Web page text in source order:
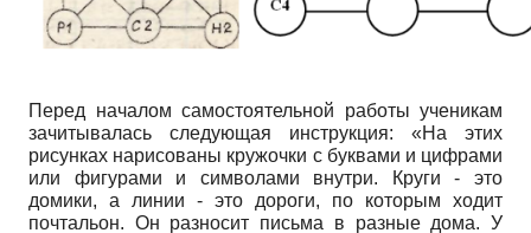
Перед началом самостоятельной работы ученикам
зачитывалась следующая инструкция: «На этих
рисунках нарисованы кружочки с буквами и цифрами
или фигурами и символами внутри. Круги - это
домики, а линии - это дороги, по которым ходит
почтальон. Он разносит письма в разные дома. У